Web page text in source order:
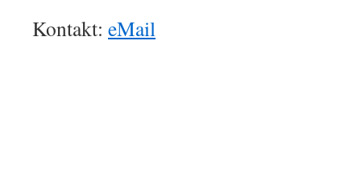
Kontakt: eMail